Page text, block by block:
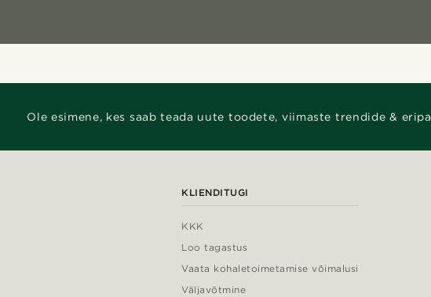
Ole esimene, kes saab teada uute toodete, viimaste trendide &
KLIENDITUGI
KKK
Loo tagastus
Vaata kohaletoimetamise võimalusi
Väljavõtmine